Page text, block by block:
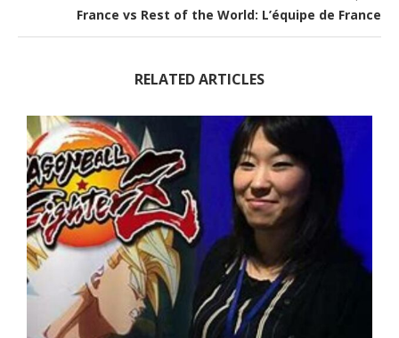
France vs Rest of the World: L’équipe de France
RELATED ARTICLES